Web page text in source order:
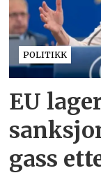
POLITIKK
EU
gass